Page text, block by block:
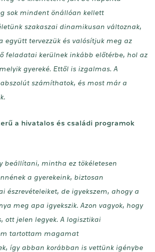
sok mindent önállóan kellett
szakaszai dinamikusan változnak,
együtt tervezzük és valósítjuk meg az
feladatai kerülnek inkább előtérbe, hol az
gyereké. Ettől is izgalmas. A
számíthatok, és most már a
a hivatalos és családi programok
beállítani, mintha ez tökéletesen
a gyerekeink, biztosan
észrevételeiket, de igyekszem, ahogy a
meg apa igyekszik. Azon vagyok, hogy
ott jelen legyek. A logisztikai
tartottam magamat
így abban korábban is vettünk igénybe